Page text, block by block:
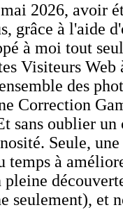
2026, avoir
grâce à l'aide
à moi tout
Visiteurs
des
Correction
sans oublier
Seule,
temps à
seulement), et